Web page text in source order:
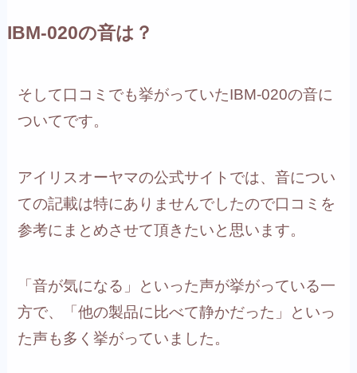
IBM-020の音は？
そして口コミでも挙がっていたIBM-020の音に
ついてです。
アイリスオーヤマの公式サイトでは、音につい
ての記載は特にありませんでしたので口コミを
参考にまとめさせて頂きたいと思います。
「音が気になる」といった声が挙がっている一
方で、「他の製品に比べて静かだった」といっ
た声も多く挙がっていました。